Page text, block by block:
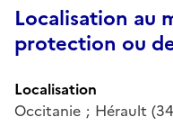
Localisation au
protection ou
Localisation
Occitanie ; Hérault